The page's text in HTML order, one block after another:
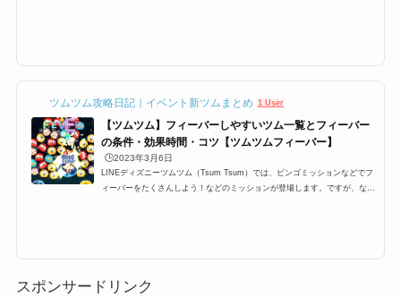
ツムツム攻略日記｜イベント新ツムまとめ 1 User
【ツムツム】フィーバーしやすいツム一覧とフィーバー
の条件・効果時間・コツ【ツムツムフィーバー】
🕒️2023年3月6日
LINEディズニーツムツム（Tsum Tsum）では、ビンゴミッションなどでフ
ィーバーをたくさんしよう！などのミッションが登場します。ですが、なか
らに、ビンゴミッションやイベ...
スポンサードリンク